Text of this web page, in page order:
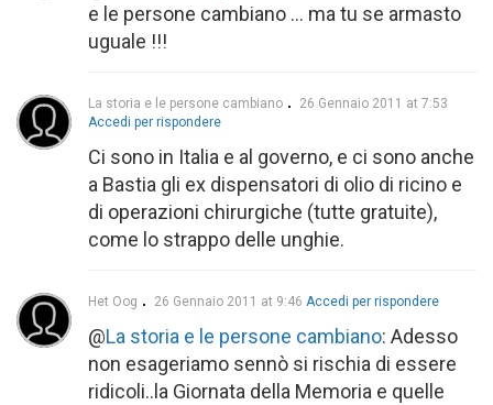
e le persone cambiano … ma tu se armasto
uguale !!!
La storia e le persone cambiano
26 Gennaio 2011 at 7:53
Accedi per rispondere
Ci sono in Italia e al governo, e ci sono anche
a Bastia gli ex dispensatori di olio di ricino e
di operazioni chirurgiche (tutte gratuite),
come lo strappo delle unghie.
Het Oog 26 Gennaio 2011 at 9:46 Accedi per rispondere
@La storia e le persone cambiano: Adesso
non esageriamo sennò si rischia di essere
ridicoli..la Giornata della Memoria e quelle